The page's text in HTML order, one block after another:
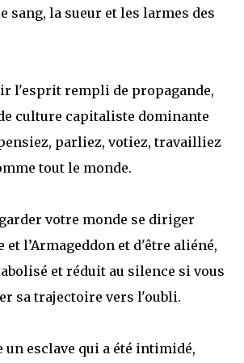
sang, la sueur et les larmes des
l'esprit rempli de propagande,
culture capitaliste dominante
parliez, votiez, travailliez
tout le monde.
votre monde se diriger
et l’Armageddon et d'être aliéné,
et réduit au silence si vous
sa trajectoire vers l'oubli.
un esclave qui a été intimidé,